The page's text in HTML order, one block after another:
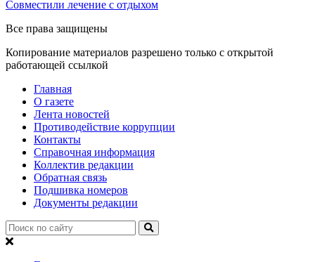
Совместили лечение с отдыхом
Все права защищены
Копирование материалов разрешено только с открытой
работающей ссылкой
Главная
О газете
Лента новостей
Противодействие коррупции
Контакты
Справочная информация
Коллектив редакции
Обратная связь
Подшивка номеров
Документы редакции